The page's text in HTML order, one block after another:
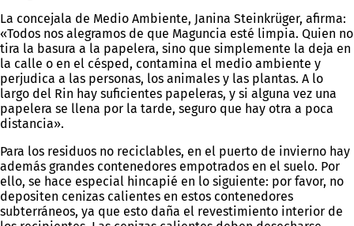
La concejala de Medio Ambiente, Janina Steinkrüger, afirma:
«Todos nos alegramos de que Maguncia esté limpia. Quien no
tira la basura a la papelera, sino que simplemente la deja en
la calle o en el césped, contamina el medio ambiente y
perjudica a las personas, los animales y las plantas. A lo
largo del Rin hay suficientes papeleras, y si alguna vez una
papelera se llena por la tarde, seguro que hay otra a poca
distancia».
Para los residuos no reciclables, en el puerto de invierno hay
además grandes contenedores empotrados en el suelo. Por
ello, se hace especial hincapié en lo siguiente: por favor, no
depositen cenizas calientes en estos contenedores
subterráneos, ya que esto daña el revestimiento interior de